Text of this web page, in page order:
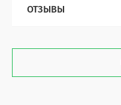
ОТЗЫВЫ